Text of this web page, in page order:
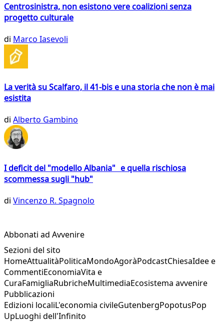
Centrosinistra, non esistono vere coalizioni senza
progetto culturale
di Marco Iasevoli
La verità su Scalfaro, il 41-bis e una storia che non è mai
esistita
di Alberto Gambino
I deficit del "modello Albania" e quella rischiosa
scommessa sugli "hub"
di Vincenzo R. Spagnolo
Abbonati ad Avvenire
Sezioni del sito
HomeAttualitàPoliticaMondoAgoràPodcastChiesaIdee e
CommentiEconomiaVita e
CuraFamigliaRubricheMultimediaEcosistema avvenire
Pubblicazioni
Edizioni localiL'economia civileGutenbergPopotusPop
UpLuoghi dell'Infinito